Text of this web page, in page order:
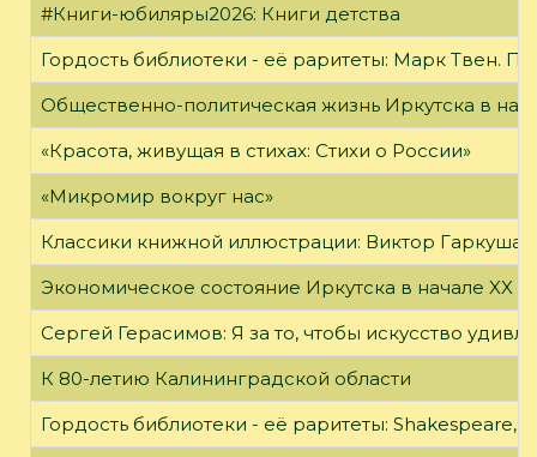
#Книги-юбиляры2026: Книги детства
Гордость библиотеки - её раритеты: Марк Твен.
Общественно-политическая жизнь Иркутска в
«Красота, живущая в стихах: Стихи о России»
«Микромир вокруг нас»
Классики книжной иллюстрации: Виктор Гаркуша
Экономическое состояние Иркутска в начале XX
Сергей Герасимов: Я за то, чтобы искусство
К 80-летию Калининградской области
Гордость библиотеки - её раритеты: Shakespeare,